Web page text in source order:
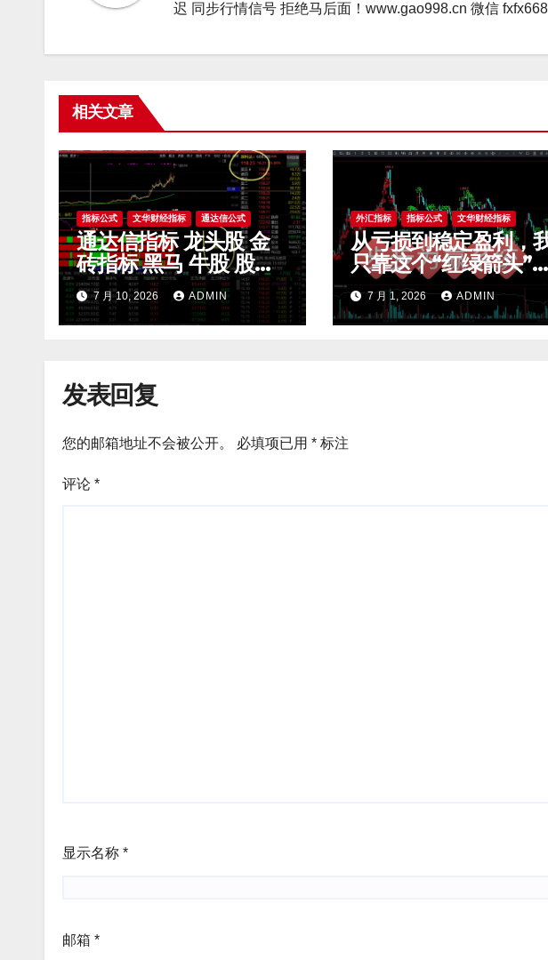
迟 同步行情信号 拒绝马后面！www.gao998.cn 微信
相关文章
指标公式 文华财经指标 通达信公式
通达信指标 龙头股 金
砖指标 黑马 牛股 股票
指标公式
7 月 10, 2026 ADMIN
外汇指标 指标公式 文华财经指标
从亏损到稳定盈利，
只靠这个“红绿箭头”过
滤无效交易，干货全公
开 mt4指标
7 月 1, 2026 ADMIN
发表回复
您的邮箱地址不会被公开。 必填项已用 * 标注
评论 *
显示名称 *
邮箱 *